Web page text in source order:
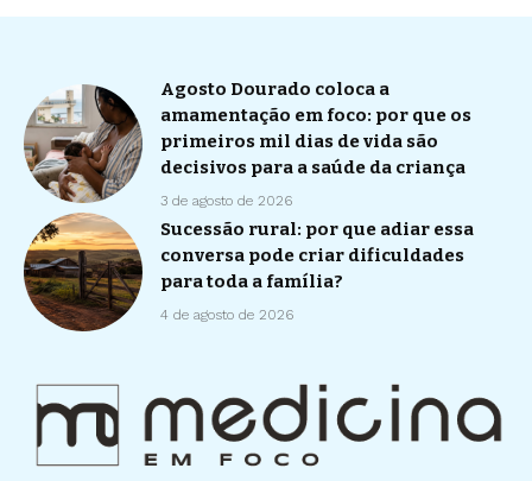
Agosto Dourado coloca a
amamentação em foco: por que os
primeiros mil dias de vida são
decisivos para a saúde da criança
3 de agosto de 2026
Sucessão rural: por que adiar essa
conversa pode criar dificuldades
para toda a família?
4 de agosto de 2026